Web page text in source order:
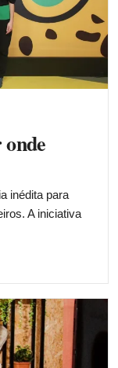
inédita para
A iniciativa